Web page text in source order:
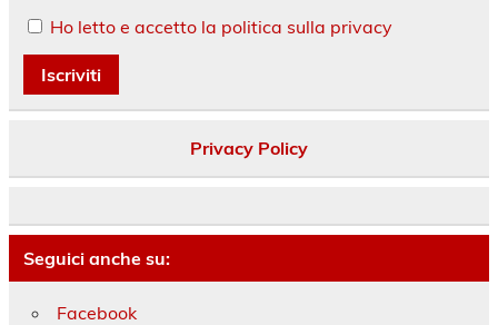
Ho letto e accetto la politica sulla privacy
Privacy Policy
Seguici anche su:
Facebook